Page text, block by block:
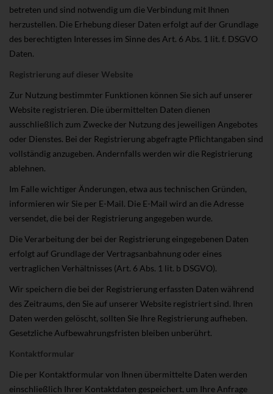
betreten und sind notwendig um die Verbindung mit Ihnen
herzustellen. Die Erhebung dieser Daten erfolgt auf der Grundlage
des berechtigten Interesses im Sinne des Art. 6 Abs. 1 lit. f. DSGVO
Daten.
Registrierung auf dieser Website
Zur Nutzung bestimmter Funktionen können Sie sich auf unserer
Website registrieren. Die übermittelten Daten dienen
ausschließlich zum Zwecke der Nutzung des jeweiligen Angebotes
oder Dienstes. Bei der Registrierung abgefragte Pflichtangaben sind
vollständig anzugeben. Andernfalls werden wir die Registrierung
ablehnen.
Im Falle wichtiger Änderungen, etwa aus technischen Gründen,
informieren wir Sie per E-Mail. Die E-Mail wird an die Adresse
versendet, die bei der Registrierung angegeben wurde.
Die Verarbeitung der bei der Registrierung eingegebenen Daten
erfolgt auf Grundlage der Vertragsanbahnung oder eines
vertraglichen Verhältnisses (Art. 6 Abs. 1 lit. b DSGVO).
Wir speichern die bei der Registrierung erfassten Daten während
des Zeitraums, den Sie auf unserer Website registriert sind. Ihren
Daten werden gelöscht, sollten Sie Ihre Registrierung aufheben.
Gesetzliche Aufbewahrungsfristen bleiben unberührt.
Kontaktformular
Die per Kontaktformular von Ihnen übermittelte Daten werden
einschließlich Ihrer Kontaktdaten gespeichert, um Ihre Anfrage